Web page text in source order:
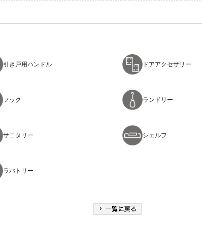
引き戸用ハンドル ドアアクセサリー
フック ランドリー
サニタリー シェルフ
ラバトリー